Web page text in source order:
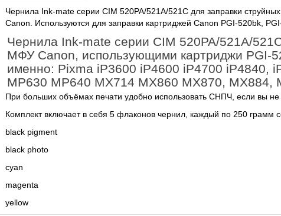
Чернила Ink-mate серии CIM 520PA/521A/521C для заправки
Canon. Используются для заправки картриджей Canon PGI-520bk,
Чернила Ink-mate серии CIM 520PA/521A/
МФУ Canon, использующими картриджи PGI-
именно: Pixma iP3600 iP4600 iP4700 iP4840,
MP630 MP640 MX714 MX860 MX870, MX884,
При больших объёмах печати удобно использовать СНПЧ, если вы не
Комплект включает в себя 5 флаконов чернил, каждый по 250 грамм
black pigment
black photo
cyan
magenta
yellow